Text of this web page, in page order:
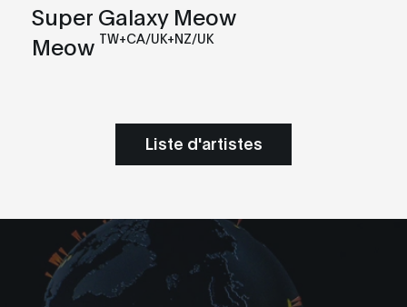
Super Galaxy Meow
Meow TW+CA/UK+NZ/UK
Liste d'artistes